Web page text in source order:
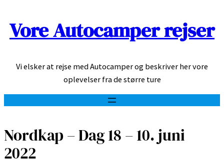
Spring
Vore Autocamper rejser
Vi elsker at rejse med Autocamper og beskriver her vore
oplevelser fra de større ture
Nordkap – Dag 18 – 10. juni
2022